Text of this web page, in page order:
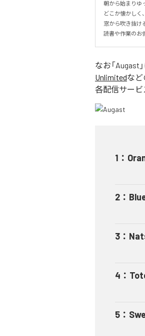
朝から始まりゆ
どこか懐かしく
窓から吹き抜け
読書や作業のお
なお「Augast
Unlimitedなど
各配信サービ
1 ：
2 ：
3 ：
4 ：
5 ：